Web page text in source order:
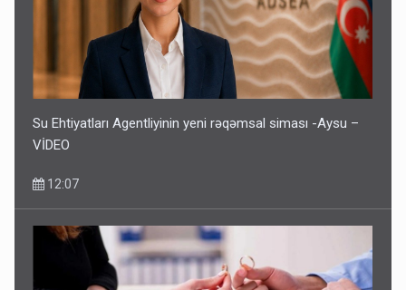
Su Ehtiyatları Agentliyinin yeni rəqəmsal siması -Aysu –
VİDEO
12:07